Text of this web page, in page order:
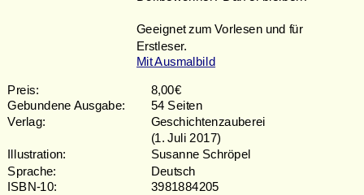
Preis: 8,00€
Gebundene Ausgabe: 54 Seiten
Verlag: Geschichtenzauberei
(1. Juli 2017)
Illustration: Susanne Schröpel
Sprache: Deutsch
ISBN-10: 3981884205
Geeignet zum Vorlesen und für
Erstleser.
Mit Ausmalbild